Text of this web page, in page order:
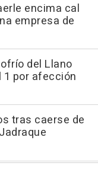
encima cal
empresa de
del Llano
1 por afección
tras caerse de